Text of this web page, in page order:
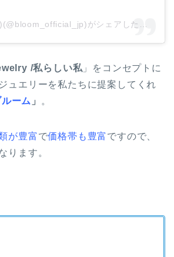
/私らしい私 」をコンセプトに
ュエリーを私たちに提案してくれ
ーム 」 。
が豊富 で価格帯も豊富 ですので、
ります。